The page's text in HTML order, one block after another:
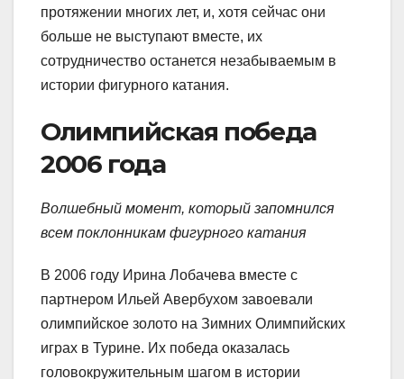
протяжении многих лет, и, хотя сейчас они
больше не выступают вместе, их
сотрудничество останется незабываемым в
истории фигурного катания.
Олимпийская победа
2006 года
Волшебный момент, который запомнился
всем поклонникам фигурного катания
В 2006 году Ирина Лобачева вместе с
партнером Ильей Авербухом завоевали
олимпийское золото на Зимних Олимпийских
играх в Турине. Их победа оказалась
головокружительным шагом в истории